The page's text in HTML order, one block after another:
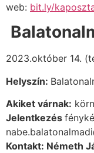
web: bit.ly/
2023.október 14.
Helyszín:
Akiket várnak:
Jelentkezés
Kontakt: Németh